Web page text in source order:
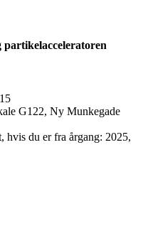
partikelacceleratoren
G122, Ny Munkegade
hvis du er fra årgang: 2025,